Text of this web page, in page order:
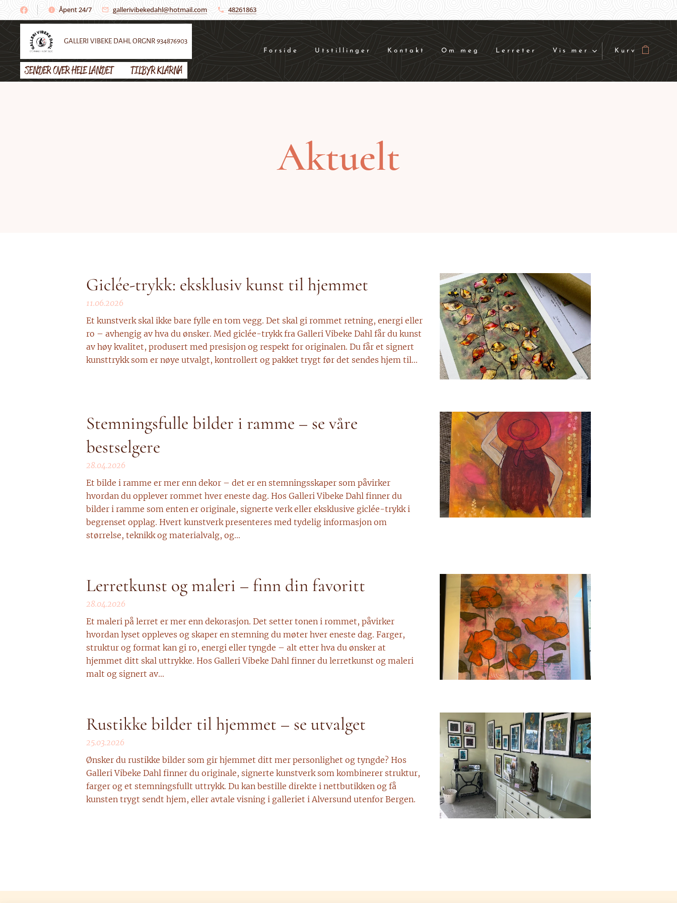
Åpent 24/7 gallerivibekedahl@hotmail.com 48261863
GALLERI VIBEKE DAHL ORGNR 934876903
SENDER OVER HELE LANDET 🌼 TILBYR KLARNA
Forside Utstillinger Kontakt Om meg Lerreter Vis mer Kurv
Aktuelt
Giclée-trykk: eksklusiv kunst til hjemmet
11.06.2026
Et kunstverk skal ikke bare fylle en tom vegg. Det skal gi rommet retning, energi eller
ro – avhengig av hva du ønsker. Med giclée-trykk fra Galleri Vibeke Dahl får du kunst
av høy kvalitet, produsert med presisjon og respekt for originalen. Du får et signert
kunsttrykk som er nøye utvalgt, kontrollert og pakket trygt før det sendes hjem til...
Stemningsfulle bilder i ramme – se våre
bestselgere
28.04.2026
Et bilde i ramme er mer enn dekor – det er en stemningsskaper som påvirker
hvordan du opplever rommet hver eneste dag. Hos Galleri Vibeke Dahl finner du
bilder i ramme som enten er originale, signerte verk eller eksklusive giclée-trykk i
begrenset opplag. Hvert kunstverk presenteres med tydelig informasjon om
størrelse, teknikk og materialvalg, og...
Lerretkunst og maleri – finn din favoritt
28.04.2026
Et maleri på lerret er mer enn dekorasjon. Det setter tonen i rommet, påvirker
hvordan lyset oppleves og skaper en stemning du møter hver eneste dag. Farger,
struktur og format kan gi ro, energi eller tyngde – alt etter hva du ønsker at
hjemmet ditt skal uttrykke. Hos Galleri Vibeke Dahl finner du lerretkunst og maleri
malt og signert av...
Rustikke bilder til hjemmet – se utvalget
25.03.2026
Ønsker du rustikke bilder som gir hjemmet ditt mer personlighet og tyngde? Hos
Galleri Vibeke Dahl finner du originale, signerte kunstverk som kombinerer struktur,
farger og et stemningsfullt uttrykk. Du kan bestille direkte i nettbutikken og få
kunsten trygt sendt hjem, eller avtale visning i galleriet i Alversund utenfor Bergen.